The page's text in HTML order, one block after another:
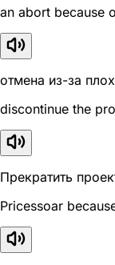
an abort because
отмена из-за
discontinue the
Прекратить
Pricessoar